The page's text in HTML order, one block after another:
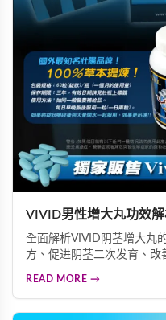
VIVID男性增大丸功效
全面解析VIVID阴茎增大丸
方、促进阴茎二次发育、改
READ MORE →